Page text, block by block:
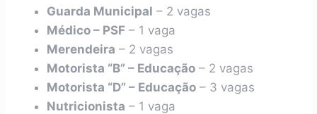
Guarda Municipal – 2 vagas
Médico – PSF – 1 vaga
Merendeira – 2 vagas
Motorista “B” – Educação – 2 vagas
Motorista “D” – Educação – 3 vagas
Nutricionista – 1 vaga